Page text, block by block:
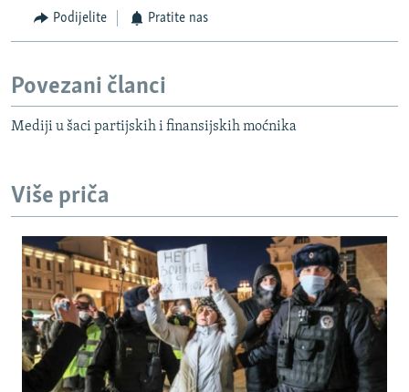
Podijelite Pratite nas
Povezani članci
Mediji u šaci partijskih i finansijskih moćnika
Više priča